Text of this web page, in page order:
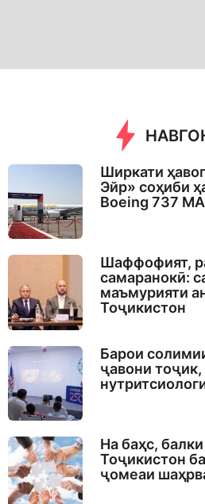
Ширкати
Эйр» соҳиби
Boeing 737
Шаффофият,
самаранокӣ:
маъмурияти
Тоҷикистон
Барои
ҷавони
На баҳс,
Тоҷикистон
ҷомеаи